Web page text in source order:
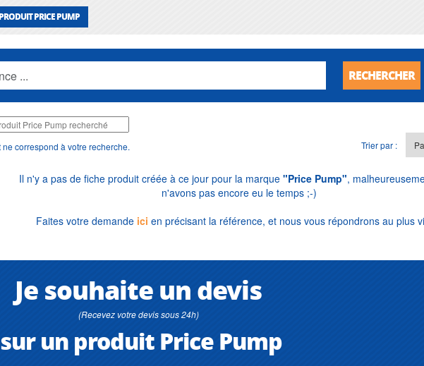
PRICE PUMP
RECHERCHER
correspond à votre recherche. Trier par :
Il n'y a pas de fiche produit créée à ce jour pour la marque "Price Pump",
n'avons pas encore eu le temps ;-)
Faites votre demande ici en précisant la référence, et nous vous répondrons au plus
Je souhaite un devis
(Recevez votre devis sous 24h)
sur un produit Price Pump